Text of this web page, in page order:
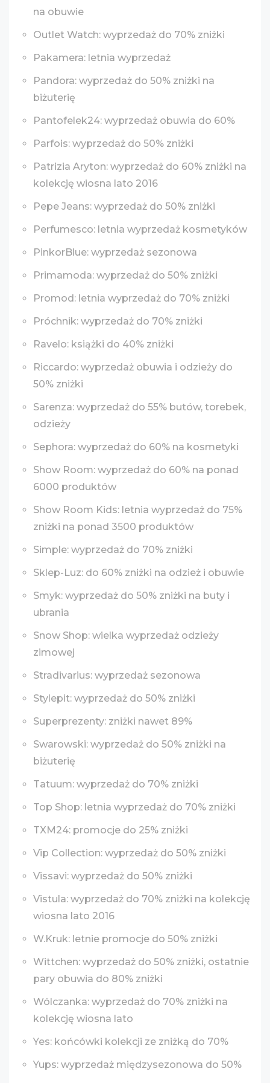
na obuwie
Outlet Watch: wyprzedaż do 70% zniżki
Pakamera: letnia wyprzedaż
Pandora: wyprzedaż do 50% zniżki na
biżuterię
Pantofelek24: wyprzedaż obuwia do 60%
Parfois: wyprzedaż do 50% zniżki
Patrizia Aryton: wyprzedaż do 60% zniżki na
kolekcję wiosna lato 2016
Pepe Jeans: wyprzedaż do 50% zniżki
Perfumesco: letnia wyprzedaż kosmetyków
PinkorBlue: wyprzedaż sezonowa
Primamoda: wyprzedaż do 50% zniżki
Promod: letnia wyprzedaż do 70% zniżki
Próchnik: wyprzedaż do 70% zniżki
Ravelo: książki do 40% zniżki
Riccardo: wyprzedaż obuwia i odzieży do
50% zniżki
Sarenza: wyprzedaż do 55% butów, torebek,
odzieży
Sephora: wyprzedaż do 60% na kosmetyki
Show Room: wyprzedaż do 60% na ponad
6000 produktów
Show Room Kids: letnia wyprzedaż do 75%
zniżki na ponad 3500 produktów
Simple: wyprzedaż do 70% zniżki
Sklep-Luz: do 60% zniżki na odzież i obuwie
Smyk: wyprzedaż do 50% zniżki na buty i
ubrania
Snow Shop: wielka wyprzedaż odzieży
zimowej
Stradivarius: wyprzedaż sezonowa
Stylepit: wyprzedaż do 50% zniżki
Superprezenty: zniżki nawet 89%
Swarowski: wyprzedaż do 50% zniżki na
biżuterię
Tatuum: wyprzedaż do 70% zniżki
Top Shop: letnia wyprzedaż do 70% zniżki
TXM24: promocje do 25% zniżki
Vip Collection: wyprzedaż do 50% zniżki
Vissavi: wyprzedaż do 50% zniżki
Vistula: wyprzedaż do 70% zniżki na kolekcję
wiosna lato 2016
W.Kruk: letnie promocje do 50% zniżki
Wittchen: wyprzedaż do 50% zniżki, ostatnie
pary obuwia do 80% zniżki
Wólczanka: wyprzedaż do 70% zniżki na
kolekcję wiosna lato
Yes: końcówki kolekcji ze zniżką do 70%
Yups: wyprzedaż międzysezonowa do 50%